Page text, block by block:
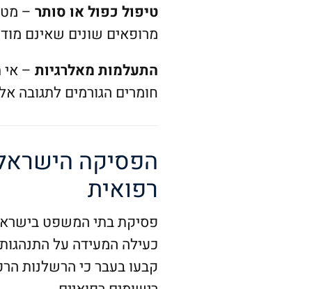
טיפול כפול או סותר –
מרופאים שונים שאינם
התעלמות מאלרגיות – אי
חומרים הגורמים לתגובה
הפסיקה
רפואית
פסיקת בתי המשפט
כעילה המעידה על
קבעו בעבר כי הרשלנות